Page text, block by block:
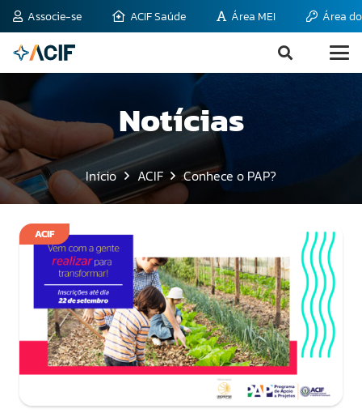
Associe-se ACIF Saúde Área MEI Área
Notícias
Início ACIF Conhece o PAP?
ACIF